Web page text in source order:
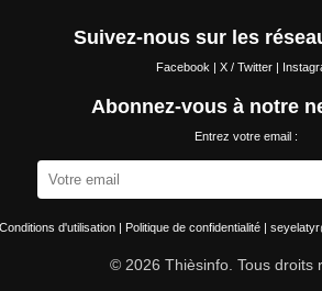
Suivez-nous sur les
Facebook | X / Twitter |
Abonnez-vous à notre
Entrez votre email :
d'utilisation | Politique de confidentialité |
© 2026 Thièsinfo. Tous droits